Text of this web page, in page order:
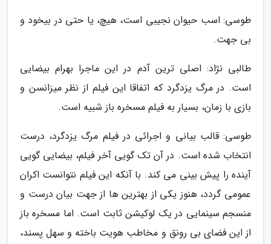
طوسی: اسب حیوان نجیبی است، هیچ، یا حتی در بیخود و
بی جهت.
طالبی نژاد: اصلی ترین آدم در این ماجرا بهرام بیضایی
است. در مرگ یزدگرد که اتفاقا این فیلم از نظر میزانسن و
بازی با زمان، بسیار به فیلم مسخره باز شبیه است.
طوسی: قالب بیانی و اجرائی در فیلم مرگ یزدگرد، درست
انتخاب شده است. در آن تک گویی آخر فیلم، بیضایی گویی
آینده را پیش بینی می کند. با آنکه این فیلم نتوانست اکران
عمومی گردد، هنوز یکی از بهترین ها از جهت بیان درست و
منسجم سینمایی در یک لوکیشن ثابت است. اما مسخره باز
از این فضای بی رونق و مخاطب هویت باخته و سهل پسند،